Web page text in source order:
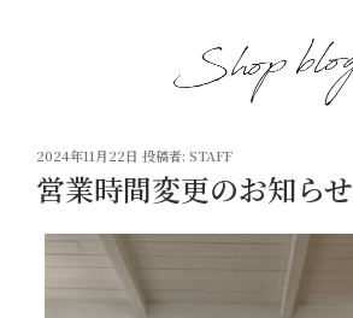
投
稿
日:
2024年11月22日 投稿者: STAFF
営業時間変更のお知らせ